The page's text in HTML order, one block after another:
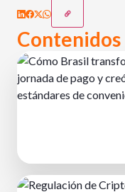
Contenidos